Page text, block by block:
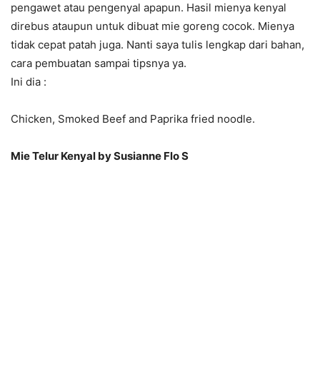
pengawet atau pengenyal apapun. Hasil mienya kenyal
direbus ataupun untuk dibuat mie goreng cocok. Mienya
tidak cepat patah juga. Nanti saya tulis lengkap dari bahan,
cara pembuatan sampai tipsnya ya.
Ini dia :
Chicken, Smoked Beef and Paprika fried noodle.
Mie Telur Kenyal by Susianne Flo S